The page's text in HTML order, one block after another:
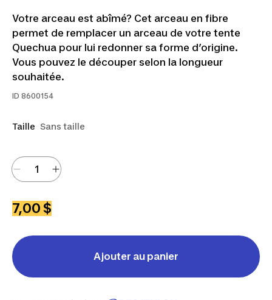
Votre arceau est abîmé? Cet arceau en fibre
permet de remplacer un arceau de votre tente
Quechua pour lui redonner sa forme d’origine.
Vous pouvez le découper selon la longueur
souhaitée.
ID 8600154
Taille Sans taille
7,00 $
Ajouter au panier